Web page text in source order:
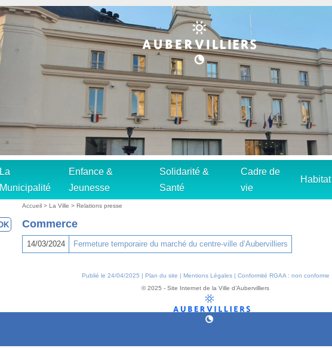
La
Municipalité
Enfance &
Jeunesse
Solidarité &
Santé
Cadre de
vie
Habitat
Accueil >La Ville>Relations presse
Commerce
14/03/2024 Fermeture temporaire du marché du centre-ville d’Aubervilliers
Publié le 24/04/2025 | Plan du site | Mentions Légales| Conformité RGAA : non conforme
© 2025 - Site Internet de la Ville d’Aubervilliers